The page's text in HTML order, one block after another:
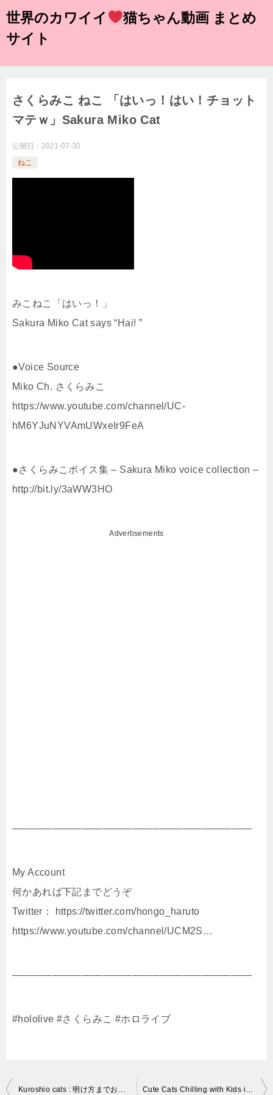
世界のカワイイ
猫ちゃん動画 まとめ
サイト
さくらみこ ねこ 「はいっ！はい！チョット
マテｗ」Sakura Miko Cat
公開日： 2021-07-30
ねこ
みこねこ「はいっ！」
Sakura Miko Cat says “Hai! ”
●Voice Source
Miko Ch. さくらみこ
https://www.youtube.com/channel/UC-
hM6YJuNYVAmUWxeIr9FeA
●さくらみこボイス集 – Sakura Miko voice collection –
http://bit.ly/3aWW3HO
Advertisements
――――――――――――――――――――――――
My Account
何かあれば下記までどうぞ
Twitter： https://twitter.com/hongo_haruto​
https://www.youtube.com/channel/UCM2S…
――――――――――――――――――――――――
#hololive #さくらみこ #ホロライブ
投
Kuroshio cats : 明け方までお泊り その朝、、、 Cute Cats Chilling with Kids in day off [Maine Coon Family] 可愛い猫と子供達との休日[メインクーンファミリー]